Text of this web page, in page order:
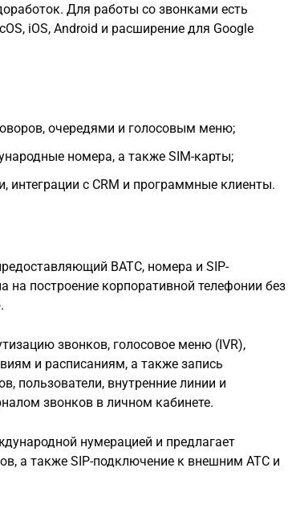
Для работы со звонками есть
iOS, Android и расширение для Google
очередями и голосовым меню;
номера, а также SIM-карты;
интеграции с CRM и программные клиенты.
ВАТС, номера и SIP-
построение корпоративной телефонии без
звонков, голосовое меню (IVR),
и расписаниям, а также запись
пользователи, внутренние линии и
звонков в личном кабинете.
нумерацией и предлагает
а также SIP-подключение к внешним АТС и